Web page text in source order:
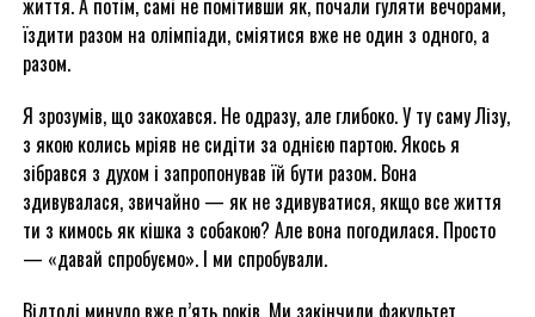
життя. А потім, самі не помітивши як, почали гуляти вечорами,
їздити разом на олімпіади, сміятися вже не один з одного, а
разом.
Я зрозумів, що закохався. Не одразу, але глибоко. У ту саму Лізу,
з якою колись мріяв не сидіти за однією партою. Якось я
зібрався з духом і запропонував їй бути разом. Вона
здивувалася, звичайно — як не здивуватися, якщо все життя
ти з кимось як кішка з собакою? Але вона погодилася. Просто
— «давай спробуємо». І ми спробували.
Відтоді минуло вже п’ять років. Ми закінчили факультет